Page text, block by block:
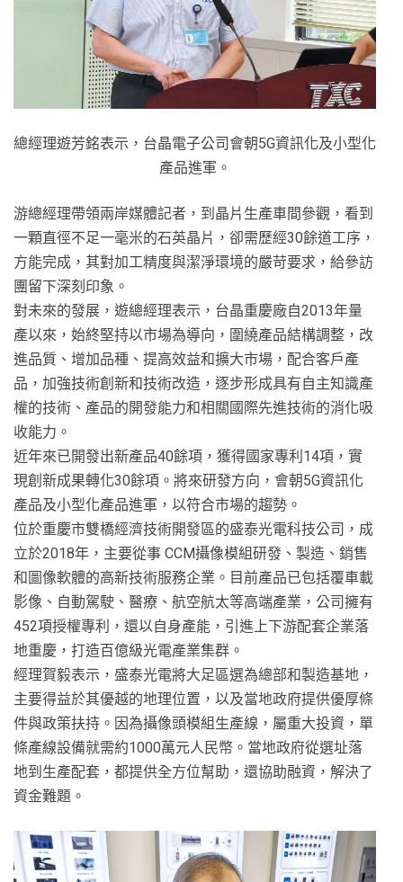
總經理遊芳銘表示，台晶電子公司會朝5G資訊化及小型化
產品進軍。
游總經理帶領兩岸媒體記者，到晶片生產車間參觀，看到
一顆直徑不足一毫米的石英晶片，卻需歷經30餘道工序，
方能完成，其對加工精度與潔淨環境的嚴苛要求，給參訪
團留下深刻印象。
對未來的發展，遊總經理表示，台晶重慶廠自2013年量
產以來，始終堅持以市場為導向，圍繞產品結構調整，改
進品質、增加品種、提高效益和擴大市場，配合客戶產
品，加強技術創新和技術改造，逐步形成具有自主知識產
權的技術、產品的開發能力和相關國際先進技術的消化吸
收能力。
近年來已開發出新產品40餘項，獲得國家專利14項，實
現創新成果轉化30餘項。將來研發方向，會朝5G資訊化
產品及小型化產品進軍，以符合市場的趨勢。
位於重慶市雙橋經濟技術開發區的盛泰光電科技公司，成
立於2018年，主要從事 CCM攝像模組研發、製造、銷售
和圖像軟體的高新技術服務企業。目前產品已包括覆車載
影像、自動駕駛、醫療、航空航太等高端產業，公司擁有
452項授權專利，還以自身產能，引進上下游配套企業落
地重慶，打造百億級光電產業集群。
經理賀毅表示，盛泰光電將大足區選為總部和製造基地，
主要得益於其優越的地理位置，以及當地政府提供優厚條
件與政策扶持。因為攝像頭模組生產線，屬重大投資，單
條產線設備就需約1000萬元人民幣。當地政府從選址落
地到生產配套，都提供全方位幫助，還協助融資，解決了
資金難題。